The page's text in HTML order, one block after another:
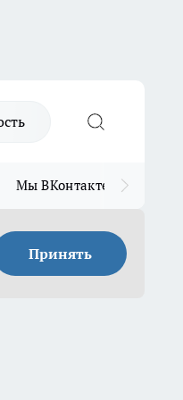
Мы ВКонтакте
Принять